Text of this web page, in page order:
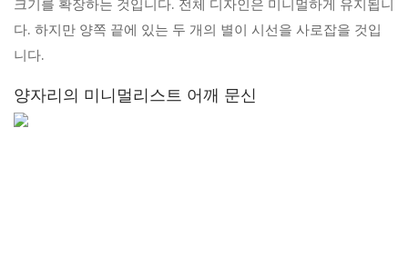
크기를 확장하는 것입니다. 전체 디자인은 미니멀하게 유지됩니
다. 하지만 양쪽 끝에 있는 두 개의 별이 시선을 사로잡을 것입
니다.
양자리의 미니멀리스트 어깨 문신